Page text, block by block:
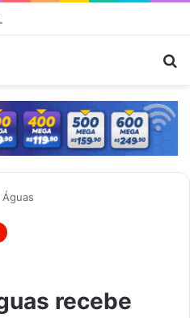
Águas
recebe